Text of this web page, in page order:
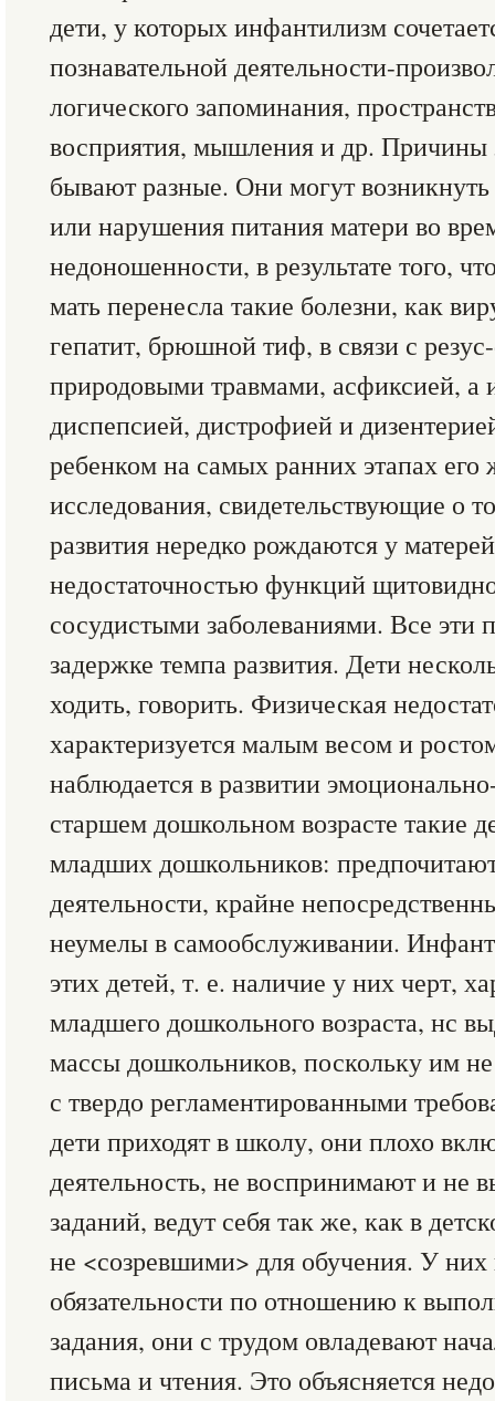
дети, у которых инфантилизм
познавательной деятельности-
логического запоминания,
восприятия, мышления и др. Причины
бывают разные. Они могут возникнуть
или нарушения питания матери во
недоношенности, в результате того,
мать перенесла такие болезни, как
гепатит, брюшной тиф, в связи с
природовыми травмами, асфиксией, а
диспепсией, дистрофией и
ребенком на самых ранних этапах
исследования, свидетельствующие о
развития нередко рождаются у
недостаточностью функций
сосудистыми заболеваниями. Все эти
задержке темпа развития. Дети
ходить, говорить. Физическая
характеризуется малым весом и
наблюдается в развитии
старшем дошкольном возрасте такие
младших дошкольников:
деятельности, крайне
неумелы в самообслуживании.
этих детей, т. е. наличие у них черт,
младшего дошкольного возраста, нс
массы дошкольников, поскольку им не
с твердо регламентированными
дети приходят в школу, они плохо
деятельность, не воспринимают и не
заданий, ведут себя так же, как в
не <созревшими> для обучения. У
обязательности по отношению к
задания, они с трудом овладевают
письма и чтения. Это объясняется